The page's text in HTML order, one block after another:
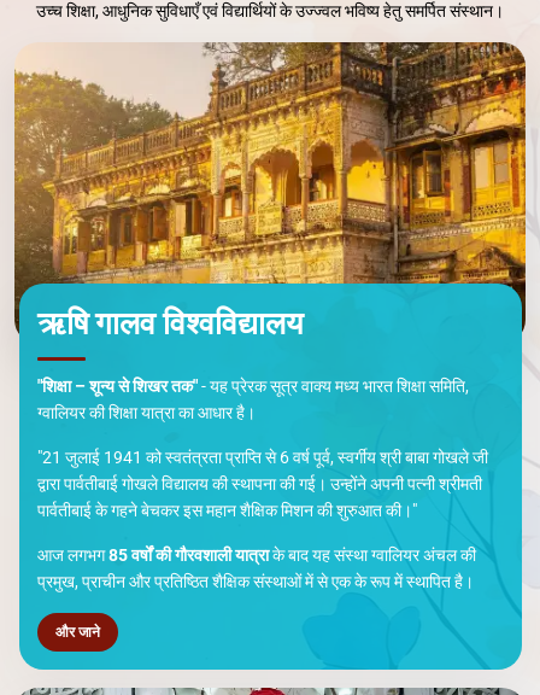
उच्च शिक्षा, आधुनिक सुविधाएँ एवं विद्यार्थियों के उज्ज्वल भविष्य हेतु समर्पित संस्थान।
ऋषि गालव विश्वविद्यालय
"शिक्षा – शून्य से शिखर तक"- यह प्रेरक सूत्र वाक्य मध्य भारत शिक्षा समिति,
ग्वालियर की शिक्षा यात्रा का आधार है।
"21 जुलाई 1941 को स्वतंत्रता प्राप्ति से 6 वर्ष पूर्व, स्वर्गीय श्री बाबा गोखले जी
द्वारा पार्वतीबाई गोखले विद्यालय की स्थापना की गई। उन्होंने अपनी पत्नी श्रीमती
पार्वतीबाई के गहने बेचकर इस महान शैक्षिक मिशन की शुरुआत की।"
आज लगभग85 वर्षों की गौरवशाली यात्राके बाद यह संस्था ग्वालियर अंचल की
प्रमुख, प्राचीन और प्रतिष्ठित शैक्षिक संस्थाओं में से एक के रूप में स्थापित है।
और जाने